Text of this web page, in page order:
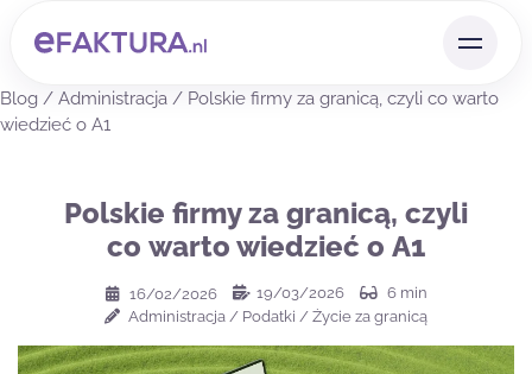
Blog / Administracja / Polskie firmy za granicą, czyli co warto
wiedzieć o A1
Polskie firmy za granicą, czyli
co warto wiedzieć o A1
16/02/2026 19/03/2026 6 min
Administracja / Podatki / Życie za granicą